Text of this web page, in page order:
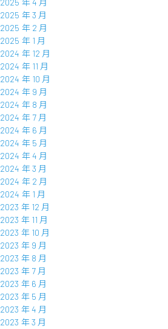
2025 年 4 月
2025 年 3 月
2025 年 2 月
2025 年 1 月
2024 年 12 月
2024 年 11 月
2024 年 10 月
2024 年 9 月
2024 年 8 月
2024 年 7 月
2024 年 6 月
2024 年 5 月
2024 年 4 月
2024 年 3 月
2024 年 2 月
2024 年 1 月
2023 年 12 月
2023 年 11 月
2023 年 10 月
2023 年 9 月
2023 年 8 月
2023 年 7 月
2023 年 6 月
2023 年 5 月
2023 年 4 月
2023 年 3 月